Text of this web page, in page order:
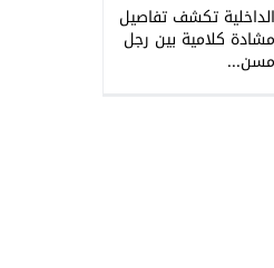
الداخلية تكشف تفاصيل
مشادة كلامية بين رجل
مسن...